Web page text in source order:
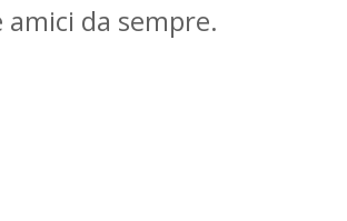
da sempre.